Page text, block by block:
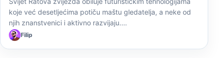
koje već desetljećima potiču maštu gledatelja, a neke od
njih znanstvenici i aktivno razvijaju.…
Filip